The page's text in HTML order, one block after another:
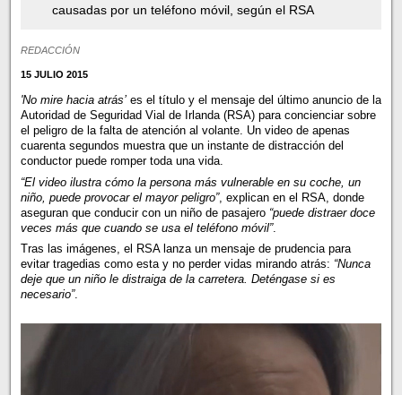
causadas por un teléfono móvil, según el RSA
REDACCIÓN
15 JULIO 2015
'No mire hacia atrás’es el título y el mensaje del último anuncio de la
Autoridad de Seguridad Vial de Irlanda (RSA) para concienciar sobre
el peligro de la falta de atención al volante. Un video de apenas
cuarenta segundos muestra que un instante de distracción del
conductor puede romper toda una vida.
“El video ilustra cómo la persona más vulnerable en su coche, un
niño, puede provocar el mayor peligro”, explican en el RSA, donde
aseguran que conducir con un niño de pasajero “puede distraer doce
veces más que cuando se usa el teléfono móvil”.
Tras las imágenes, el RSA lanza un mensaje de prudencia para
evitar tragedias como esta y no perder vidas mirando atrás: “Nunca
deje que un niño le distraiga de la carretera. Deténgase si es
necesario”.